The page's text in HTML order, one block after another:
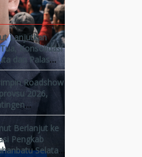
Lanjutkan
Konsolidasi
dan Palas
Roadshow
2026,
Berlanjut ke
Pengkab
Selatan